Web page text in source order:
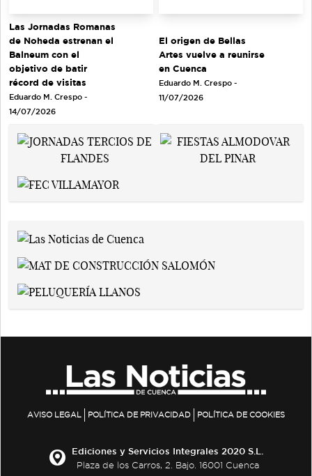
Las Jornadas Romanas
de Noheda estrenan el
Balneum con el
objetivo de batir
récord de visitas
Eduardo M. Crespo -
14/07/2026
El origen de Bellas
Artes vuelve a reunirse
en Cuenca
Eduardo M. Crespo -
11/07/2026
AVISO LEGAL POLÍTICA DE PRIVACIDAD POLÍTICA DE COOKIES
Ediciones y Servicios Integrales 2020 S.L.
Plaza de los Carros, 2. Bajo. 16001 Cuenca